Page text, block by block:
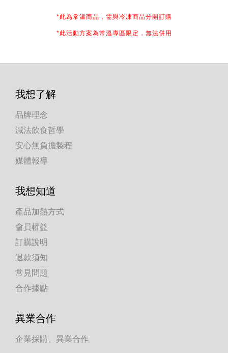
*此為常溫商品，需與冷凍商品分開訂購
*此活動方案為常溫專區限定，無法併用
我想了解
品牌理念
減法飲食哲學
安心無負擔製程
媒體報導
我想知道
產品加熱方式
會員權益
訂購說明
退款須知
常見問題
合作據點
異業合作
企業採購、異業合作